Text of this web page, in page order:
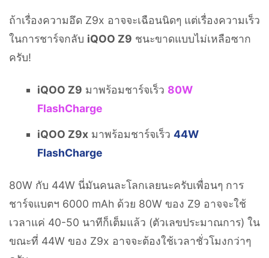
ถ้าเรื่องความอึด Z9x อาจจะเฉือนนิดๆ แต่เรื่องความเร็ว
ในการชาร์จกลับ iQOO Z9 ชนะขาดแบบไม่เหลือซาก
ครับ!
iQOO Z9 มาพร้อมชาร์จเร็ว 80W
FlashCharge
iQOO Z9xมาพร้อมชาร์จเร็ว 44W
FlashCharge
80W กับ 44W นี่มันคนละโลกเลยนะครับเพื่อนๆ การ
ชาร์จแบตฯ 6000 mAh ด้วย 80W ของ Z9 อาจจะใช้
เวลาแค่ 40-50 นาทีก็เต็มแล้ว (ตัวเลขประมาณการ) ใน
ขณะที่ 44W ของ Z9x อาจจะต้องใช้เวลาชั่วโมงกว่าๆ